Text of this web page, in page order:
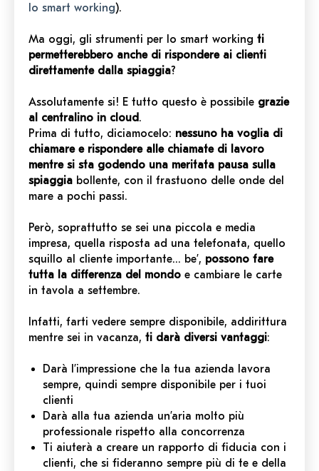
lo smart working).
Ma oggi, gli strumenti per lo smart working ti
permetterebbero anche di rispondere ai clienti
direttamente dalla spiaggia?
Assolutamente si! E tutto questo è possibile grazie
al centralino in cloud.
Prima di tutto, diciamocelo: nessuno ha voglia di
chiamare e rispondere alle chiamate di lavoro
mentre si sta godendo una meritata pausa sulla
spiaggia bollente, con il frastuono delle onde del
mare a pochi passi.
Però, soprattutto se sei una piccola e media
impresa, quella risposta ad una telefonata, quello
squillo al cliente importante… be’, possono fare
tutta la differenza del mondo e cambiare le carte
in tavola a settembre.
Infatti, farti vedere sempre disponibile, addirittura
mentre sei in vacanza, ti darà diversi vantaggi:
Darà l’impressione che la tua azienda lavora
sempre, quindi sempre disponibile per i tuoi
clienti
Darà alla tua azienda un’aria molto più
professionale rispetto alla concorrenza
Ti aiuterà a creare un rapporto di fiducia con i
clienti, che si fideranno sempre più di te e della